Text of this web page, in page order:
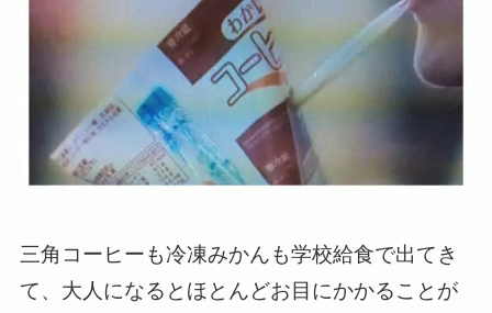
三角コーヒーも冷凍みかんも学校給食で出てき
て、大人になるとほとんどお目にかかることが